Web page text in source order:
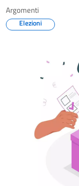
Argomenti
Elezioni